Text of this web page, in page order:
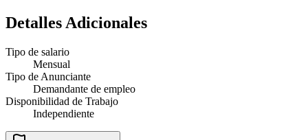
Detalles Adicionales
Tipo de salario
Mensual
Tipo de Anunciante
Demandante de empleo
Disponibilidad de Trabajo
Independiente